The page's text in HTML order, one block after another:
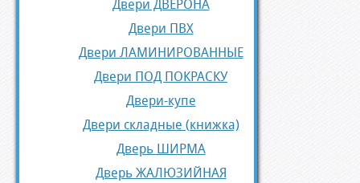
Двери ДВЕРОНА
Двери ПВХ
Двери ЛАМИНИРОВАННЫЕ
Двери ПОД ПОКРАСКУ
Двери-купе
Двери складные (книжка)
Дверь ШИРМА
Дверь ЖАЛЮЗИЙНАЯ